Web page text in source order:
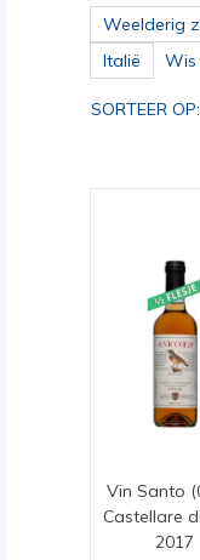
Weelderig
Italië
Wis
SORTEER OP:
Vin Santo
2017